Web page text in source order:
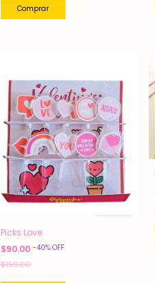
Picks Love
$90.00 -40% OFF
$150.00